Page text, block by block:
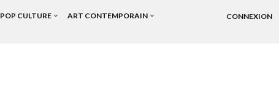
CONNEXION
POP CULTURE ART CONTEMPORAIN